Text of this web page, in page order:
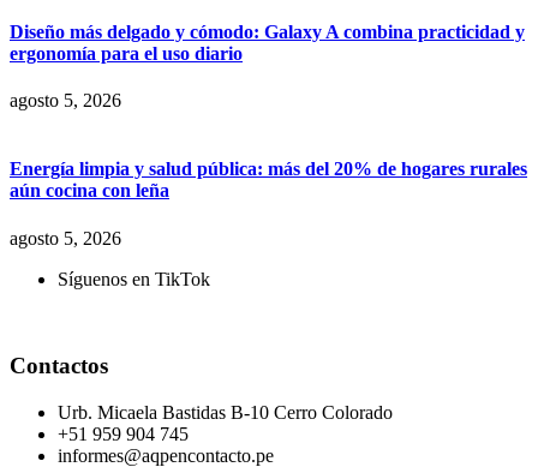
Diseño más delgado y cómodo: Galaxy A combina practicidad y
ergonomía para el uso diario
agosto 5, 2026
Energía limpia y salud pública: más del 20% de hogares rurales
aún cocina con leña
agosto 5, 2026
Síguenos en TikTok
Contactos
Urb. Micaela Bastidas B-10 Cerro Colorado
+51 959 904 745
informes@aqpencontacto.pe